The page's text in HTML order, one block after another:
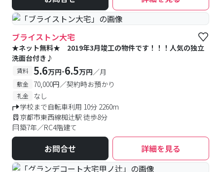
ブライストン大宅
★ネット無料★ 2019年3月竣工の物件です！！！人気の独立
洗面台付き♪
賃料 5.6万円-6.5万円／月
敷金 70,000円／契約時お預かり
礼金
なし
学校まで自転車利用 10分 2260m
京都市東西線椥辻駅 徒歩8分
築7年／RC4階建て
お問合せ 詳細を見る